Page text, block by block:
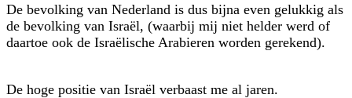
De bevolking van Nederland is dus bijna even gelukkig als
de bevolking van Israël, (waarbij mij niet helder werd of
daartoe ook de Israëlische Arabieren worden gerekend).
De hoge positie van Israël verbaast me al jaren.